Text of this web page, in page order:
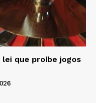
que proíbe jogos